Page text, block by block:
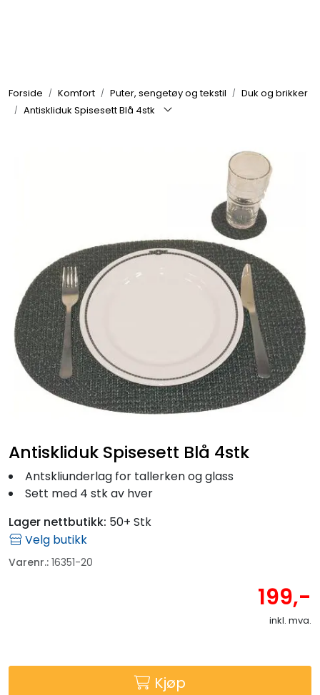
Forside Komfort Puter, sengetøy og tekstil
Duk og brikker
Antiskliduk Spisesett Blå 4stk
Antiskliduk Spisesett Blå 4stk
Antskliunderlag for tallerken og glass
Sett med 4 stk av hver
Lager nettbutikk: 50+ Stk
Velg butikk
Varenr.: 16351-20
199,-
inkl. mva.
Kjøp
Elektrisk
Motor/Styring
Fortøyning
Fritid/Sikkerhet
Båtpleie/Opplag
Seil
Outlet
Kampanje